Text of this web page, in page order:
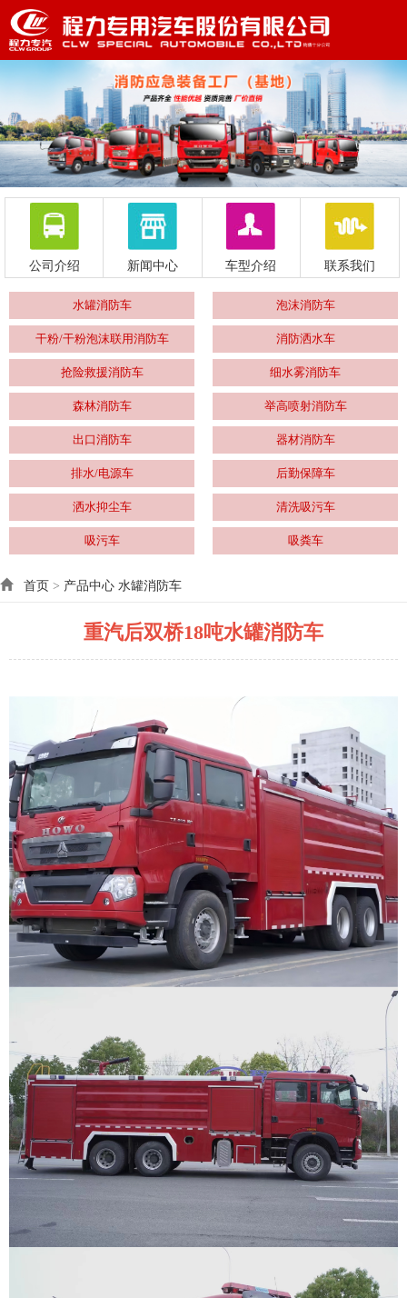
公司介绍 新闻中心 车型介绍 联系我们
水罐消防车 泡沫消防车
干粉/干粉泡沫联用消防车 消防洒水车
抢险救援消防车 细水雾消防车
森林消防车 举高喷射消防车
出口消防车 器材消防车
排水/电源车 后勤保障车
洒水抑尘车 清洗吸污车
吸污车 吸粪车
首页 > 产品中心 水罐消防车
重汽后双桥18吨水罐消防车